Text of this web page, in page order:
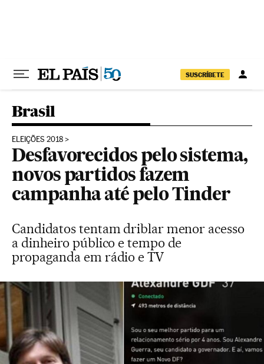
SUSCRÍBETE
Brasil
ELEIÇÕES 2018
Desfavorecidos pelo sistema,
novos partidos fazem
campanha até pelo Tinder
Candidatos tentam driblar menor acesso
a dinheiro público e tempo de
propaganda em rádio e TV